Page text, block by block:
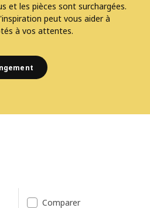
et les pièces sont surchargées.
peut vous aider à
à vos attentes.
Comparer